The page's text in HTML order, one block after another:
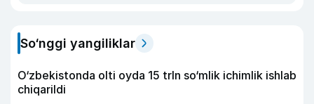
So‘nggi yangiliklar
O‘zbekistonda olti oyda 15 trln so‘mlik ichimlik ishlab
chiqarildi